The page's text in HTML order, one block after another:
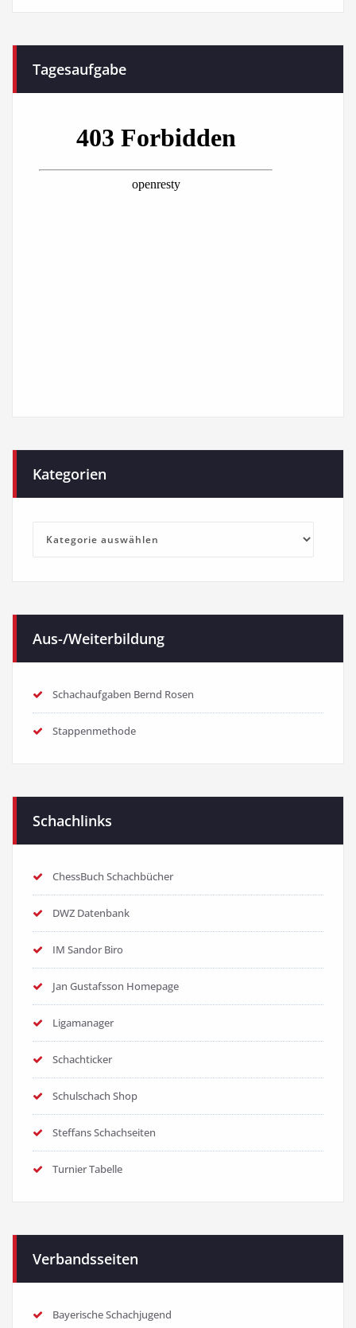
Tagesaufgabe
Kategorien
Kategorien
Aus-/Weiterbildung
Schachaufgaben Bernd Rosen
Stappenmethode
Schachlinks
ChessBuch Schachbücher
DWZ Datenbank
IM Sandor Biro
Jan Gustafsson Homepage
Ligamanager
Schachticker
Schulschach Shop
Steffans Schachseiten
Turnier Tabelle
Verbandsseiten
Bayerische Schachjugend